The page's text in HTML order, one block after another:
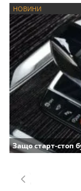
НОВИНИ
Защо старт-стоп